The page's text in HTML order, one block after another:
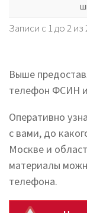
Записи с 1 до 2 из
Выше
телефон ФСИН и
Оперативно
с вами, до
Москве и
материалы
телефона.